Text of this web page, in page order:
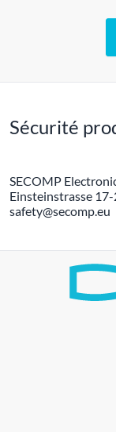
Sécurité
SECOMP
Einsteinstrasse
safety@secomp.eu